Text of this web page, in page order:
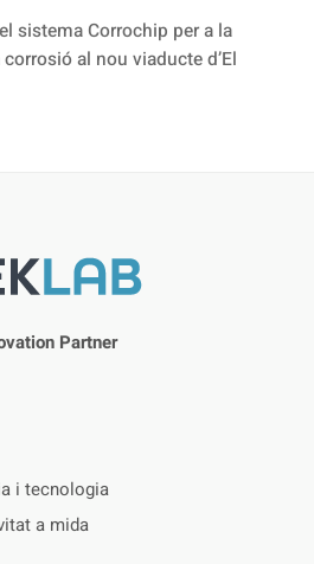
sistema Corrochip per a la
al nou viaducte d’El
Partner
i tecnologia
a mida